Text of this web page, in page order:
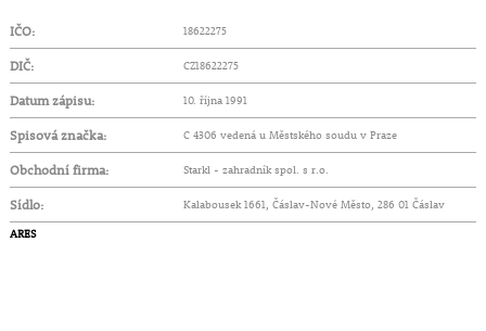
IČO: 18622275
DIČ: CZ18622275
Datum zápisu: 10. října 1991
Spisová značka: C 4306 vedená u Městského soudu v Praze
Obchodní firma: Starkl - zahradník spol. s r.o.
Sídlo:
Kalabousek 1661, Čáslav-Nové Město, 286 01 Čáslav
ARES